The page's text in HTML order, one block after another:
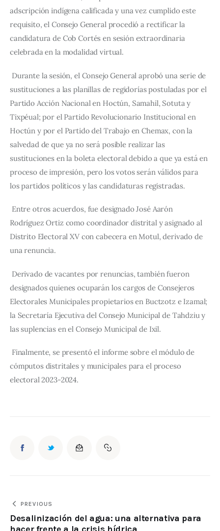
adscripción indígena calificada y una vez cumplido este
requisito, el Consejo General procedió a rectificar la
candidatura de Cob Cortés en sesión extraordinaria
celebrada en la modalidad virtual.
Durante la sesión, el Consejo General aprobó una serie de
sustituciones a las planillas de regidorías postuladas por el
Partido Acción Nacional en Hoctún, Samahil, Sotuta y
Tixpéual; por el Partido Revolucionario Institucional en
Hoctún y por el Partido del Trabajo en Chemax, con la
salvedad de que ya no será posible realizar las
sustituciones en la boleta electoral debido a que ya está en
proceso de impresión, pero los votos serán válidos para
los partidos políticos y las candidaturas registradas.
Entre otros acuerdos, fue designado José Aarón
Rodríguez Ortiz como coordinador distrital y asignado al
Distrito Electoral XV con cabecera en Motul, derivado de
una renuncia.
Derivado de vacantes por renuncias, también fueron
designados quienes ocuparán los cargos de Consejeros
Electorales Municipales propietarios en Buctzotz e Izamal;
la Secretaría Ejecutiva del Consejo Municipal de Tahdziu y
las suplencias en el Consejo Municipal de Ixil.
Finalmente, se presentó el informe sobre el módulo de
cómputos distritales y municipales para el proceso
electoral 2023-2024.
PREVIOUS
Desalinización del agua: una alternativa para